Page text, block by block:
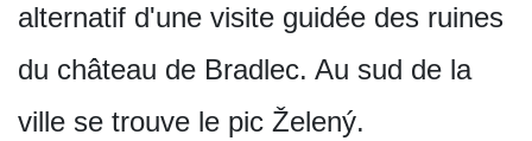
alternatif d'une visite guidée des ruines
du château de Bradlec. Au sud de la
ville se trouve le pic Želený.